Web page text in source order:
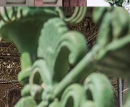
perses & splendeurs
d’un pays exceptionnel